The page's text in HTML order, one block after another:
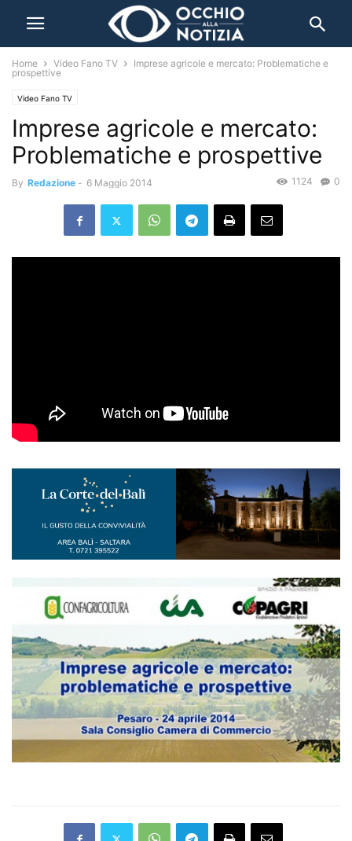
Home Video Fano TV
Imprese agricole e mercato: Problematiche e
prospettive
Video Fano TV
Imprese agricole e mercato:
Problematiche e prospettive
By Redazione - 6 Maggio 2014 0
1124